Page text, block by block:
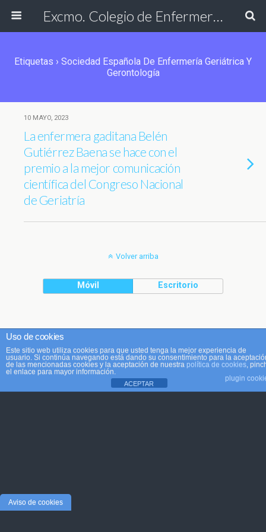
Excmo. Colegio de Enfermería de Cádiz
Etiquetas › Sociedad Española De Enfermería Geriátrica Y
Gerontología
10 MAYO, 2023
La enfermera gaditana Belén
Gutiérrez Baena se hace con el
premio a la mejor comunicación
científica del Congreso Nacional
de Geriatría
Volver arriba
Móvil Escritorio
Uso de cookies
Este sitio web utiliza cookies para que usted tenga la mejor experiencia de
usuario. Si continúa navegando está dando su consentimiento para la
de las mencionadas cookies y la aceptación de nuestra política de cookies,
el enlace para mayor información.
plugin
ACEPTAR
Aviso de cookies